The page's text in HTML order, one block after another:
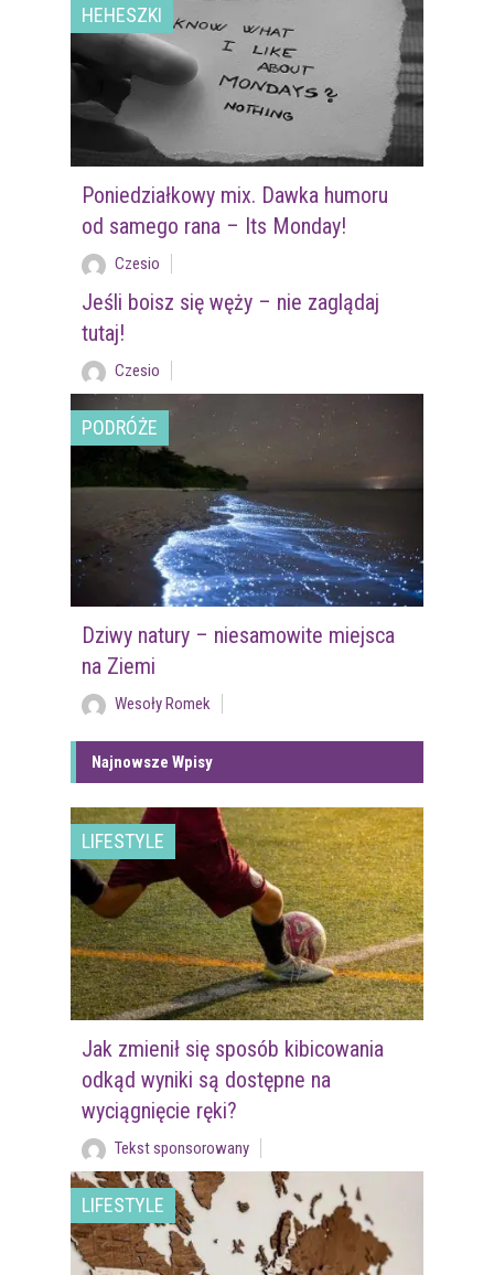
HEHESZKI
Poniedziałkowy mix. Dawka humoru
od samego rana – Its Monday!
Czesio
Jeśli boisz się węży – nie zaglądaj
tutaj!
Czesio
PODRÓŻE
Dziwy natury – niesamowite miejsca
na Ziemi
Wesoły Romek
Najnowsze Wpisy
LIFESTYLE
Jak zmienił się sposób kibicowania
odkąd wyniki są dostępne na
wyciągnięcie ręki?
Tekst sponsorowany
LIFESTYLE